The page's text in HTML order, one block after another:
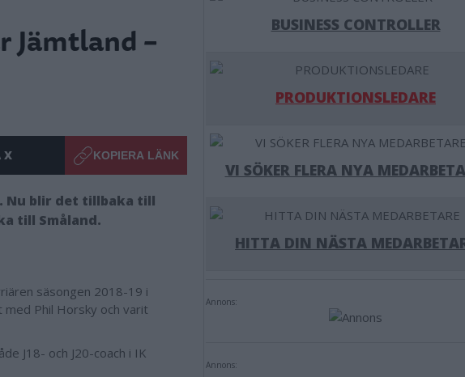
Jämtland –
X KOPIERA LÄNK
Nu blir det tillbaka till
till Småland.
säsongen 2018-19 i
med Phil Horsky och varit
J18- och J20-coach i IK
BUSINESS CONTROLLER
PRODUKTIONSLEDARE
VI SÖKER FLERA NYA
HITTA DIN NÄSTA
Annons:
Annons: